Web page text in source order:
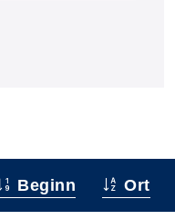
Beginn Ort